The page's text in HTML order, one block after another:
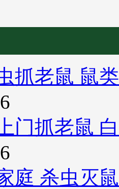
抓老鼠 鼠
门抓老鼠
庭 杀虫灭